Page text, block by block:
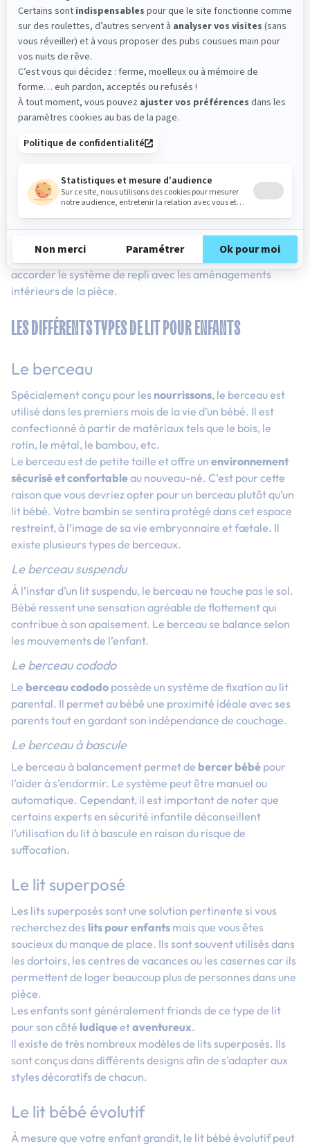
LE LIT ENCASTRABLE
Lelit encastrable,lit escamotableoulit gain de place, est
une solution de couchage très pratique. Ce type de lit était
très populaire dans les années 1980 et 1990. Son utilité
principale est de libérer complètement l’espace au sol
quand il ne sert pas. Il peut être une solution idéale dans
une petite chambre ou un studio, permettant de recréer un
espace de vie pendant la journée. En effet, le
Attention cependant à ladurabilitéde cet équipement. Le
lit encastrable n’a pas autant de longévité qu’un lit
espace avec un lit escamotable, prenez garde à bien
accorder le système de repli avec les aménagements
intérieurs de la pièce.
LES DIFFÉRENTS TYPES DE LIT POUR ENFANTS
Le berceau
Spécialement conçu pour les nourrissons, le berceau est
utilisé dans les premiers mois de la vie d’un bébé. Il est
confectionné à partir de matériaux tels que le bois, le
rotin, le métal, le bambou, etc.
Le berceau est de petite taille et offre un environnement
sécurisé et confortableau nouveau-né. C’est pour cette
raison que vous devriez opter pour un berceau plutôt qu’un
lit bébé. Votre bambin se sentira protégé dans cet espace
restreint, à l’image de sa vie embryonnaire et fœtale. Il
existe plusieurs types de berceaux.
Le berceau suspendu
À l’instar d’un lit suspendu, le berceau ne touche pas le sol.
Bébé ressent une sensation agréable de flottement qui
contribue à son apaisement. Le berceau se balance selon
les mouvements de l’enfant.
Le berceau cododo
Le berceau cododo possède un système de fixation au lit
parental. Il permet au bébé une proximité idéale avec ses
parents tout en gardant son indépendance de couchage.
Le berceau à bascule
Le berceau à balancement permet de bercer bébé pour
l’aider à s’endormir. Le système peut être manuel ou
automatique. Cependant, il est important de noter que
certains experts en sécurité infantile déconseillent
l’utilisation du lit à bascule en raison du risque de
suffocation.
Le lit superposé
Les lits superposés sont une solution pertinente si vous
recherchez des lits pour enfants mais que vous êtes
soucieux du manque de place. Ils sont souvent utilisés dans
les dortoirs, les centres de vacances ou les casernes car ils
permettent de loger beaucoup plus de personnes dans une
pièce.
Les enfants sont généralement friands de ce type de lit
pour son côté ludiqueetaventureux.
Il existe de très nombreux modèles de lits superposés. Ils
sont conçus dans différents designs afin de s’adapter aux
styles décoratifs de chacun.
Le lit bébé évolutif
À mesure que votre enfant grandit, le lit bébé évolutif peut